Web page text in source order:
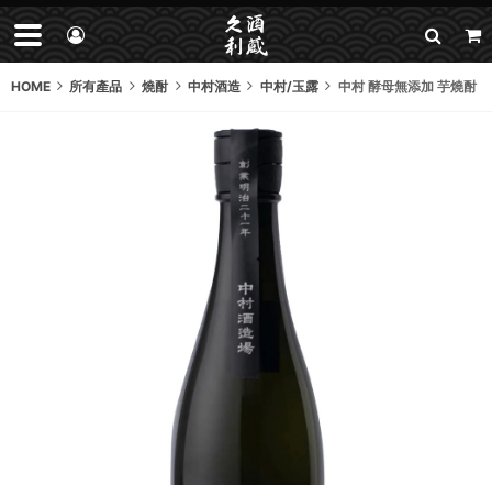
HOME 所有產品 燒酎 中村酒造 中村/玉露 中村 酵母無添加 芋燒酎